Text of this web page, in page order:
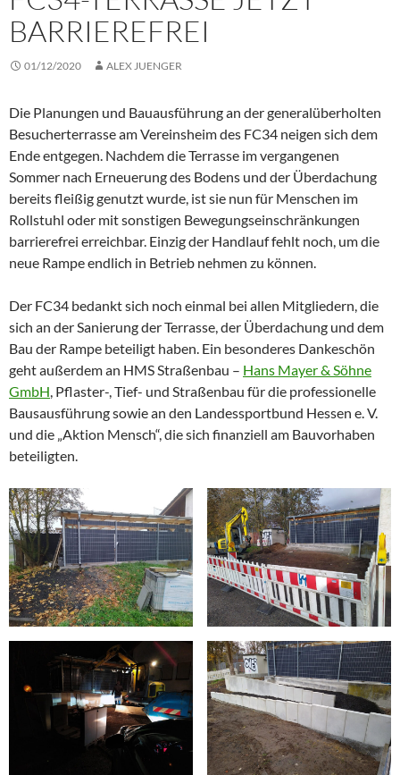
BARRIEREFREI
01/12/2020 ALEX JUENGER
Die Planungen und Bauausführung an der generalüberholten
Besucherterrasse am Vereinsheim des FC34 neigen sich dem
Ende entgegen. Nachdem die Terrasse im vergangenen
Sommer nach Erneuerung des Bodens und der Überdachung
bereits fleißig genutzt wurde, ist sie nun für Menschen im
Rollstuhl oder mit sonstigen Bewegungseinschränkungen
barrierefrei erreichbar. Einzig der Handlauf fehlt noch, um die
neue Rampe endlich in Betrieb nehmen zu können.
Der FC34 bedankt sich noch einmal bei allen Mitgliedern, die
sich an der Sanierung der Terrasse, der Überdachung und dem
Bau der Rampe beteiligt haben. Ein besonderes Dankeschön
geht außerdem an HMS Straßenbau – Hans Mayer & Söhne
GmbH, Pflaster-, Tief- und Straßenbau für die professionelle
Bausausführung sowie an den Landessportbund Hessen e. V.
und die „Aktion Mensch“, die sich finanziell am Bauvorhaben
beteiligten.